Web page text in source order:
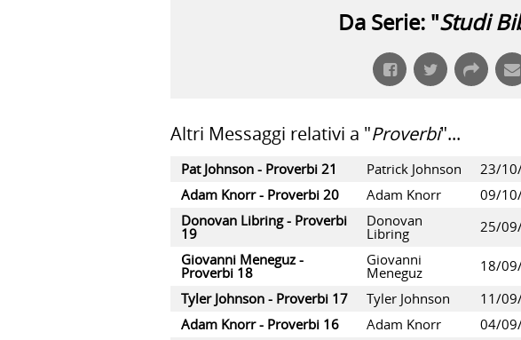
Da Serie: "Studi
Altri Messaggi relativi a "Proverbi"...
Pat Johnson - Proverbi 21 Patrick Johnson 23/
Adam Knorr - Proverbi 20
Adam Knorr 09/
Donovan Libring - Proverbi
19
Donovan
Libring 25/
Giovanni Meneguz -
Proverbi 18
Giovanni
Meneguz 18/
Tyler Johnson - Proverbi 17
Tyler Johnson 11/
Adam Knorr - Proverbi 16
Adam Knorr 04/